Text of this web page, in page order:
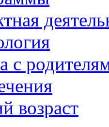
с
возраст